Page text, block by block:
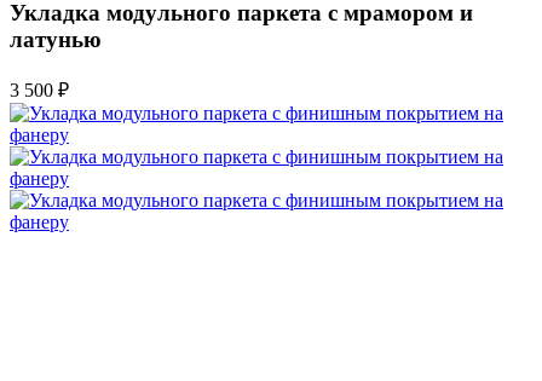
Укладка модульного паркета с мрамором и
латунью
3 500 ₽